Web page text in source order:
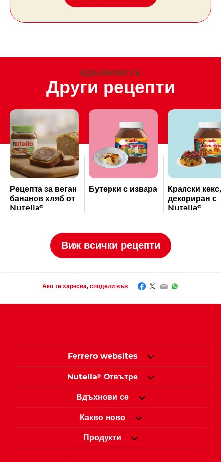
ВДЪХНОВИ СЕ
Други рецепти
Рецепта за веган
бананов хляб от
Nutella®
Бутерки с извара
Кралски кекс,
декориран с
Nutella®
Виж всички рецепти
Ако ти харесва, сподели във Facebook
Twitter
EmailWhatsApp
Ferrero websites
Nutella® Отвътре
Вдъхнови се
Какво ново
Продукти